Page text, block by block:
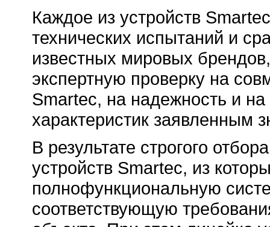
Каждое из устройств
технических испытаний и
известных мировых
экспертную проверку на
Smartec, на надежность и на
характеристик заявленным
В результате строгого
устройств Smartec, из
полнофункциональную
соответствующую